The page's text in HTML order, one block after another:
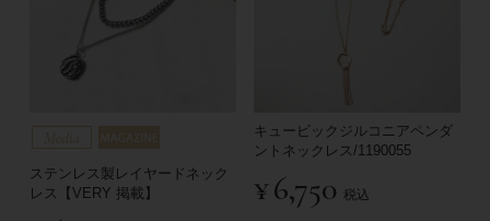
ステンレス製レイヤードネック
レス【VERY 掲載】
キュービックジルコニアペンダ
ントネックレス/1190055
¥6,750 税込